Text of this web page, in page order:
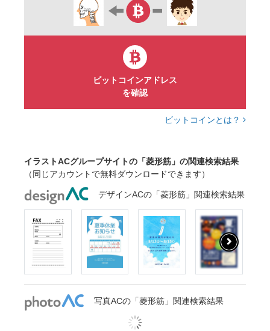
ビットコインアドレス
を確認
ビットコインとは？
イラストACグループサイトの「菱形筋」の関連検索結果
（同じアカウントで無料ダウンロードできます）
デザインACの「菱形筋」関連検索結果
写真ACの「菱形筋」関連検索結果